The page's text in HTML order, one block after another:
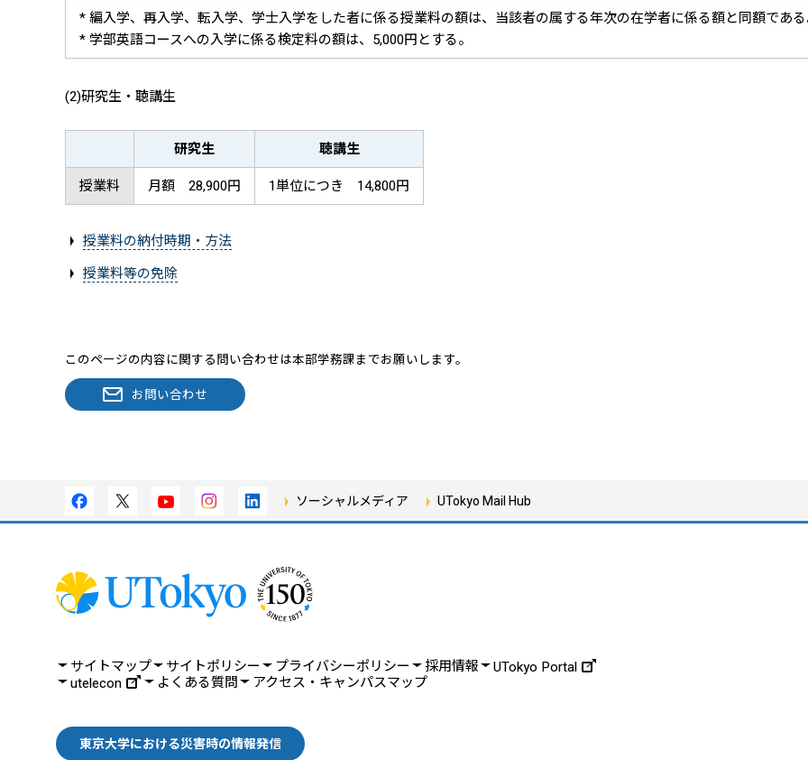
* 編入学、再入学、転入学、学士入学をした者に係る授業料の額は、当該者の属する年次の在学者に係る額と同額である
* 学部英語コースへの入学に係る検定料の額は、5,000円とする。
(2)研究生・聴講生
研究生 聴講生
授業料 月額 28,900円 1単位につき 14,800円
授業料の納付時期・方法
授業料等の免除
このページの内容に関する問い合わせは本部学務課までお願いします。
お問い合わせ
ソーシャルメディア UTokyo Mail Hub
サイトマップ サイトポリシー プライバシーポリシー 採用情報
UTokyo Portal
utelecon
よくある質問 アクセス・キャンパスマップ
東京大学における災害時の情報発信